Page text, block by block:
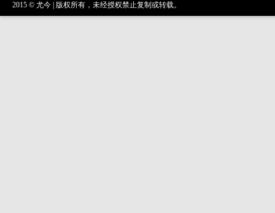
2015 © 尤今 | 版权所有，未经授权禁止复制或转载。